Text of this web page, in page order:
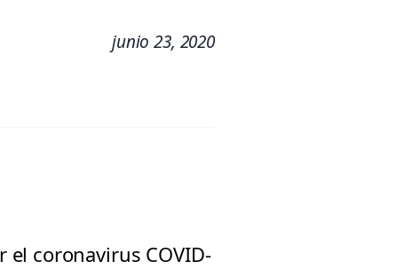
junio 23, 2020
coronavirus COVID-